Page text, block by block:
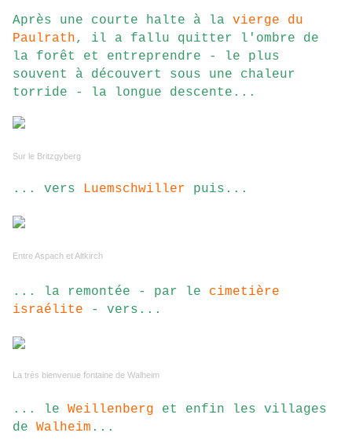
Après une courte halte à la vierge du
Paulrath, il a fallu quitter l'ombre de
la forêt et entreprendre - le plus
souvent à découvert sous une chaleur
torride - la longue descente...
Sur le Britzgyberg
... vers Luemschwiller puis...
Entre Aspach et Altkirch
... la remontée - par le cimetière
israélite - vers...
La très bienvenue fontaine de Walheim
... le Weillenberg et enfin les villages
de Walheim ...